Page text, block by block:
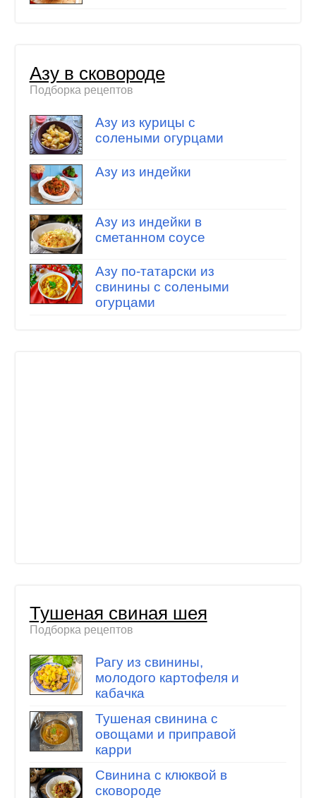
Азу в сковороде
Подборка рецептов
Азу из курицы с
солеными огурцами
Азу из индейки
Азу из индейки в
сметанном соусе
Азу по-татарски из
свинины с солеными
огурцами
Тушеная свиная шея
Подборка рецептов
Рагу из свинины,
молодого картофеля и
кабачка
Тушеная свинина с
овощами и приправой
карри
Свинина с клюквой в
сковороде